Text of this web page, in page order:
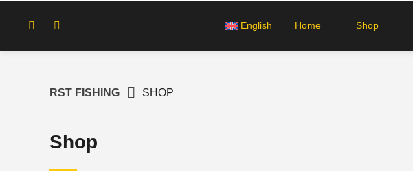
English Home Shop
RST FISHING SHOP
Shop